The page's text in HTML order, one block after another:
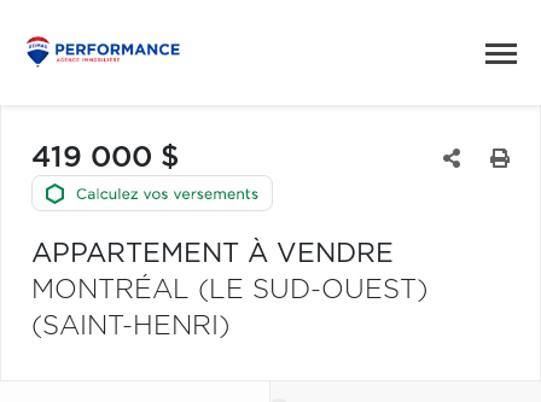
419 000 $
APPARTEMENT À VENDRE
MONTRÉAL (LE SUD-OUEST)
(SAINT-HENRI)